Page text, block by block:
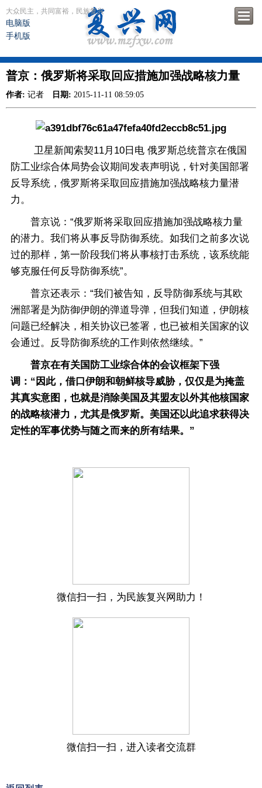
大众民主，共同富裕，民族复兴
电脑版
手机版
普京：俄罗斯将采取回应措施加强战略核力量
作者: 记者 日期: 2015-11-11 08:59:05
卫星新闻索契11月10日电 俄罗斯总统普京在俄国
防工业综合体局势会议期间发表声明说，针对美国部署
反导系统，俄罗斯将采取回应措施加强战略核力量潜
力。
普京说：“俄罗斯将采取回应措施加强战略核力量
的潜力。我们将从事反导防御系统。如我们之前多次说
过的那样，第一阶段我们将从事核打击系统，该系统能
够克服任何反导防御系统”。
普京还表示：“我们被告知，反导防御系统与其欧
洲部署是为防御伊朗的弹道导弹，但我们知道，伊朗核
问题已经解决，相关协议已签署，也已被相关国家的议
会通过。反导防御系统的工作则依然继续。”
普京在有关国防工业综合体的会议框架下强
调：“因此，借口伊朗和朝鲜核导威胁，仅仅是为掩盖
其真实意图，也就是消除美国及其盟友以外其他核国家
的战略核潜力，尤其是俄罗斯。美国还以此追求获得决
定性的军事优势与随之而来的所有结果。”
微信扫一扫，为民族复兴网助力！
微信扫一扫，进入读者交流群